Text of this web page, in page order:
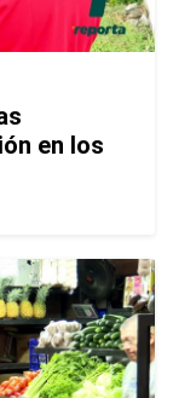
en los